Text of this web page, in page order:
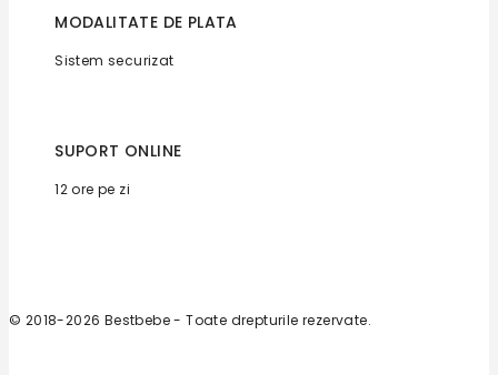
MODALITATE DE PLATA
Sistem securizat
SUPORT ONLINE
12 ore pe zi
© 2018-2026 Bestbebe - Toate drepturile rezervate.